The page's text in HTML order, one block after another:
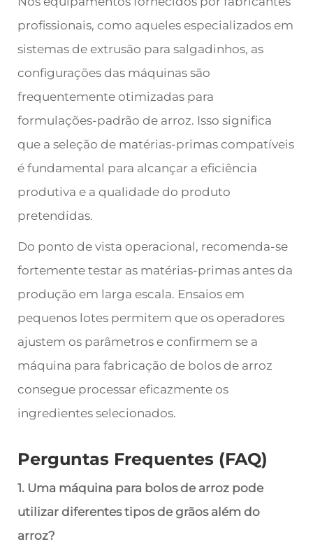
profissionais, como aqueles especializados em
sistemas de extrusão para salgadinhos, as
configurações das máquinas são
frequentemente otimizadas para
formulações-padrão de arroz. Isso significa
que a seleção de matérias-primas compatíveis
é fundamental para alcançar a eficiência
produtiva e a qualidade do produto
pretendidas.
Do ponto de vista operacional, recomenda-se
fortemente testar as matérias-primas antes da
produção em larga escala. Ensaios em
pequenos lotes permitem que os operadores
ajustem os parâmetros e confirmem se a
máquina para fabricação de bolos de arroz
consegue processar eficazmente os
ingredientes selecionados.
Perguntas Frequentes (FAQ)
1. Uma máquina para bolos de arroz pode
utilizar diferentes tipos de grãos além do
arroz?